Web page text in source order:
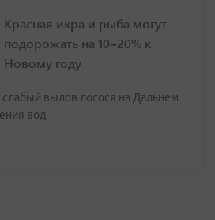
Красная икра и рыба могут
подорожать на 10–20% к
Новому году
вылов лосося на Дальнем
вод